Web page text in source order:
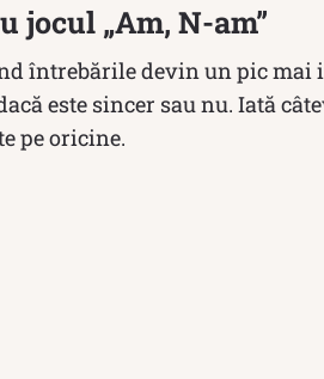
jocul „Am, N-am”
întrebările devin un pic mai
este sincer sau nu. Iată
pe oricine.